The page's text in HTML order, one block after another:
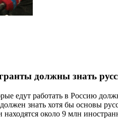
должны знать
едут работать в Россию
знать хотя бы основы
находятся около 9 млн